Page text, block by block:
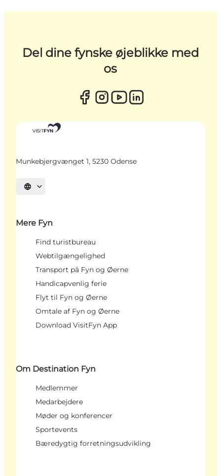
Del dine fynske øjeblikke med
os
Munkebjergvænget 1, 5230 Odense
Vælg sprog
Mere Fyn
Find turistbureau
Webtilgængelighed
Transport på Fyn og Øerne
Handicapvenlig ferie
Flyt til Fyn og Øerne
Omtale af Fyn og Øerne
Download VisitFyn App
Om Destination Fyn
Medlemmer
Medarbejdere
Møder og konferencer
Sportevents
Bæredygtig forretningsudvikling